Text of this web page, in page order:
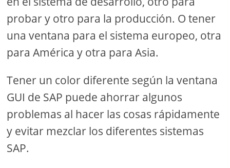
probar y otro para la producción. O tener
una ventana para el sistema europeo, otra
para América y otra para Asia.
Tener un color diferente según la ventana
GUI de SAP puede ahorrar algunos
problemas al hacer las cosas rápidamente
y evitar mezclar los diferentes sistemas
SAP.